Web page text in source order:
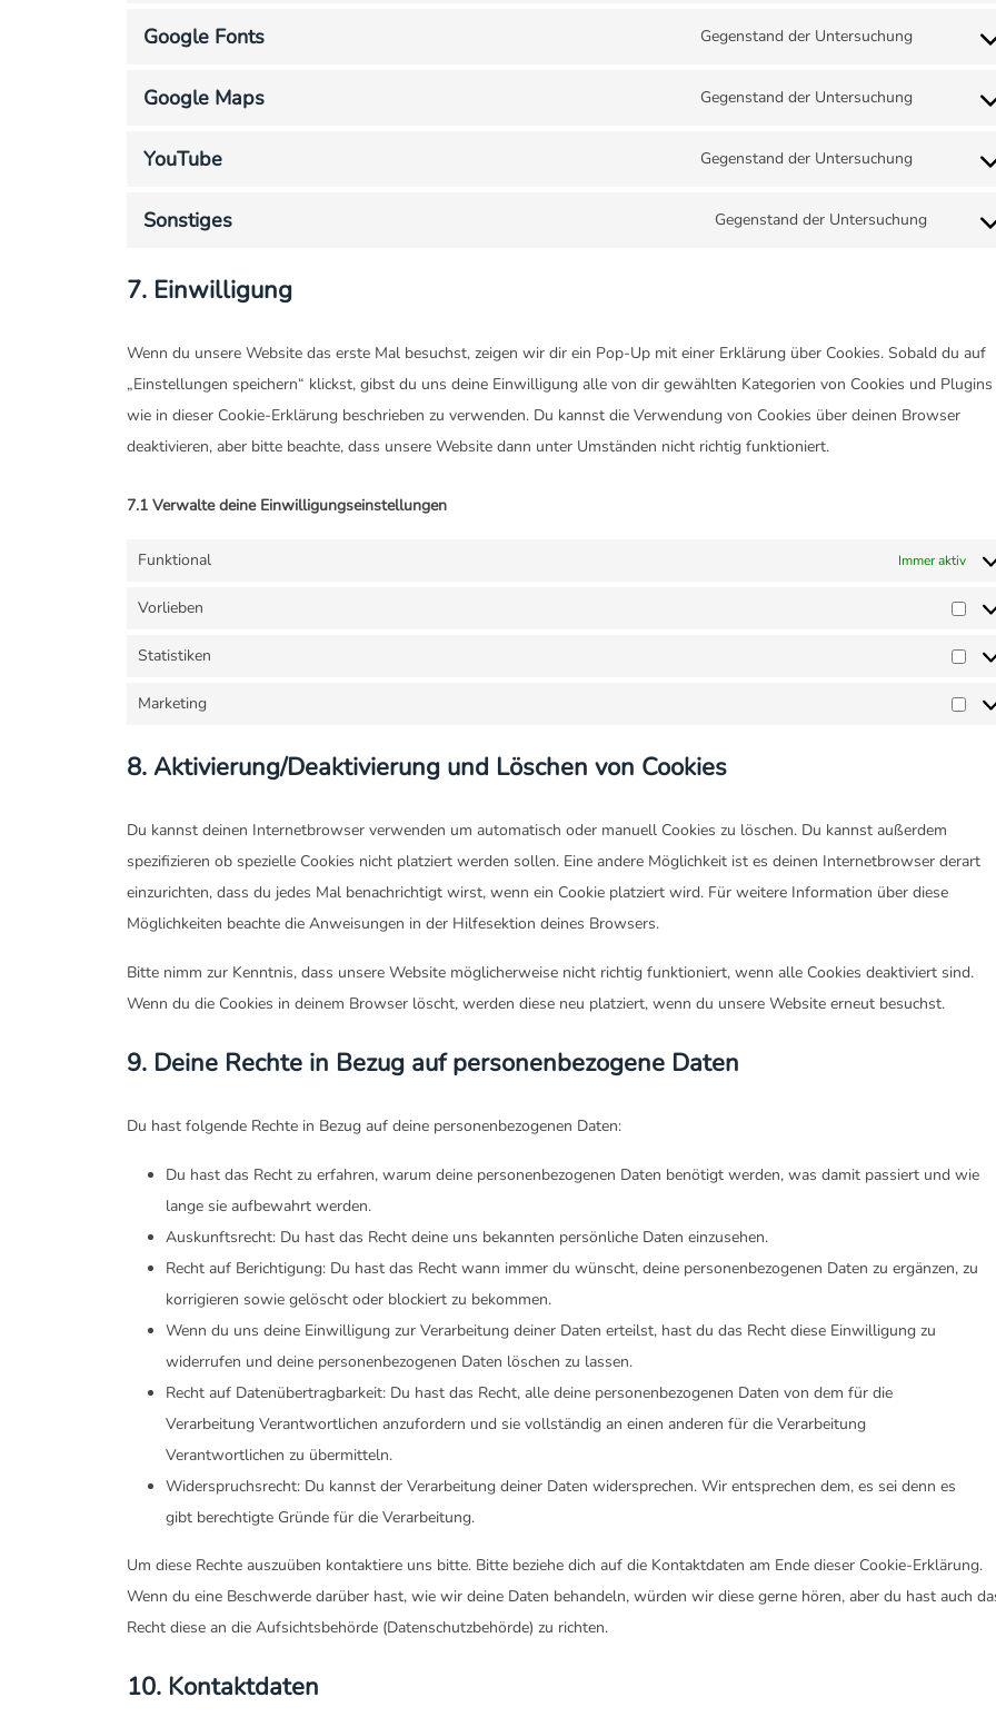
Google Fonts Gegenstand der Untersuchung
Google Maps Gegenstand der Untersuchung
YouTube Gegenstand der Untersuchung
Sonstiges Gegenstand der Untersuchung
7. Einwilligung
Wenn du unsere Website das erste Mal besuchst, zeigen wir dir ein Pop-Up mit einer Erklärung über Cookies. Sobald du auf
„Einstellungen speichern“ klickst, gibst du uns deine Einwilligung alle von dir gewählten Kategorien von Cookies und Plugins
wie in dieser Cookie-Erklärung beschrieben zu verwenden. Du kannst die Verwendung von Cookies über deinen Browser
deaktivieren, aber bitte beachte, dass unsere Website dann unter Umständen nicht richtig funktioniert.
7.1 Verwalte deine Einwilligungseinstellungen
Funktional Immer aktiv
Vorlieben
Statistiken
Marketing
8. Aktivierung/Deaktivierung und Löschen von Cookies
Du kannst deinen Internetbrowser verwenden um automatisch oder manuell Cookies zu löschen. Du kannst außerdem
spezifizieren ob spezielle Cookies nicht platziert werden sollen. Eine andere Möglichkeit ist es deinen Internetbrowser derart
einzurichten, dass du jedes Mal benachrichtigt wirst, wenn ein Cookie platziert wird. Für weitere Information über diese
Möglichkeiten beachte die Anweisungen in der Hilfesektion deines Browsers.
Bitte nimm zur Kenntnis, dass unsere Website möglicherweise nicht richtig funktioniert, wenn alle Cookies deaktiviert sind.
Wenn du die Cookies in deinem Browser löscht, werden diese neu platziert, wenn du unsere Website erneut besuchst.
9. Deine Rechte in Bezug auf personenbezogene Daten
Du hast folgende Rechte in Bezug auf deine personenbezogenen Daten:
Du hast das Recht zu erfahren, warum deine personenbezogenen Daten benötigt werden, was damit passiert und wie
lange sie aufbewahrt werden.
Auskunftsrecht: Du hast das Recht deine uns bekannten persönliche Daten einzusehen.
Recht auf Berichtigung: Du hast das Recht wann immer du wünscht, deine personenbezogenen Daten zu ergänzen, zu
korrigieren sowie gelöscht oder blockiert zu bekommen.
Wenn du uns deine Einwilligung zur Verarbeitung deiner Daten erteilst, hast du das Recht diese Einwilligung zu
widerrufen und deine personenbezogenen Daten löschen zu lassen.
Recht auf Datenübertragbarkeit: Du hast das Recht, alle deine personenbezogenen Daten von dem für die
Verarbeitung Verantwortlichen anzufordern und sie vollständig an einen anderen für die Verarbeitung
Verantwortlichen zu übermitteln.
Widerspruchsrecht: Du kannst der Verarbeitung deiner Daten widersprechen. Wir entsprechen dem, es sei denn es
gibt berechtigte Gründe für die Verarbeitung.
Um diese Rechte auszuüben kontaktiere uns bitte. Bitte beziehe dich auf die Kontaktdaten am Ende dieser Cookie-Erklärung.
Wenn du eine Beschwerde darüber hast, wie wir deine Daten behandeln, würden wir diese gerne hören, aber du hast auch
Recht diese an die Aufsichtsbehörde (Datenschutzbehörde) zu richten.
10. Kontaktdaten